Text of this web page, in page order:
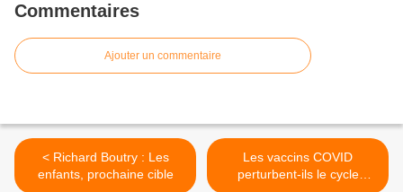
Commentaires
Ajouter un commentaire
< Richard Boutry : Les
enfants, prochaine cible
Les vaccins COVID
perturbent-ils le cycle